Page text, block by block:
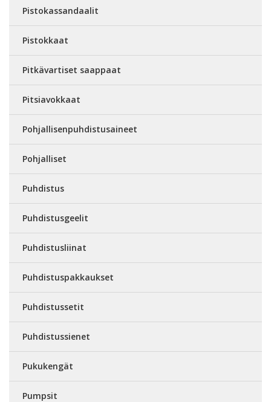
Pistokassandaalit
Pistokkaat
Pitkävartiset saappaat
Pitsiavokkaat
Pohjallisenpuhdistusaineet
Pohjalliset
Puhdistus
Puhdistusgeelit
Puhdistusliinat
Puhdistuspakkaukset
Puhdistussetit
Puhdistussienet
Pukukengät
Pumpsit